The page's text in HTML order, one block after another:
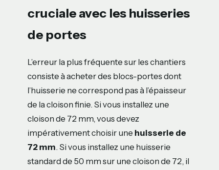
cruciale avec les huisseries
de portes
L’erreur la plus fréquente sur les chantiers
consiste à acheter des blocs-portes dont
l’huisserie ne correspond pas à l’épaisseur
de la cloison finie. Si vous installez une
cloison de 72 mm, vous devez
impérativement choisir une huisserie de
72 mm. Si vous installez une huisserie
standard de 50 mm sur une cloison de 72, il